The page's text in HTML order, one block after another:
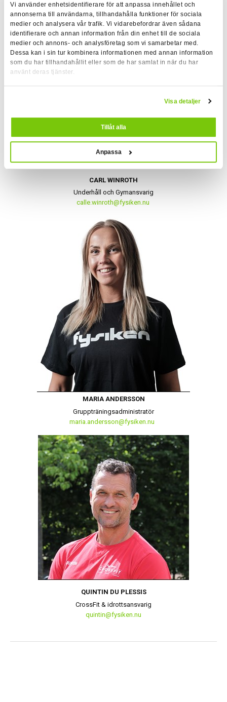
Vi använder enhetsidentifierare för att anpassa innehållet och
annonserna till användarna, tillhandahålla funktioner för sociala
medier och analysera vår trafik. Vi vidarebefordrar även sådana
identifierare och annan information från din enhet till de sociala
medier och annons- och analysföretag som vi samarbetar med.
Dessa kan i sin tur kombinera informationen med annan information
som du har tillhandahållit eller som de har samlat in när du har
använt deras tjänster.
Visa detaljer
Tillåt alla
Anpassa
daniel.sletten.winberg@fysiken.nu
CARL WINROTH
Underhåll och Gymansvarig
calle.winroth@fysiken.nu
MARIA ANDERSSON
Gruppträningsadministratör
maria.andersson@fysiken.nu
QUINTIN DU PLESSIS
CrossFit & idrottsansvarig
quintin@fysiken.nu